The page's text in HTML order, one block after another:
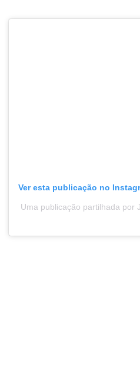
Ver esta publicação no
Uma publicação partilhada por